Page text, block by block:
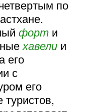
по
форт и
хавели и
его
с
его